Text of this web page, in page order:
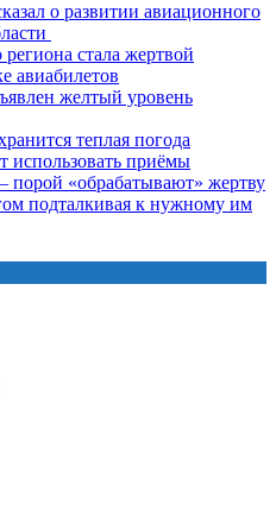
о развитии авиационного
стала жертвой
авиабилетов
желтый уровень
теплая погода
приёмы
порой «обрабатывают» жертву
подталкивая к нужному им